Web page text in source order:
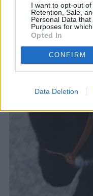
I want to opt-out of
Retention, Sale,
Personal Data
Purposes for
Opted In
CONFIRM
Data Deletion